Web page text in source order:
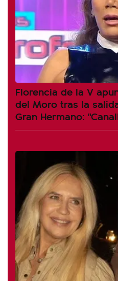
Florencia de la V
del Moro tras la
Gran Hermano: